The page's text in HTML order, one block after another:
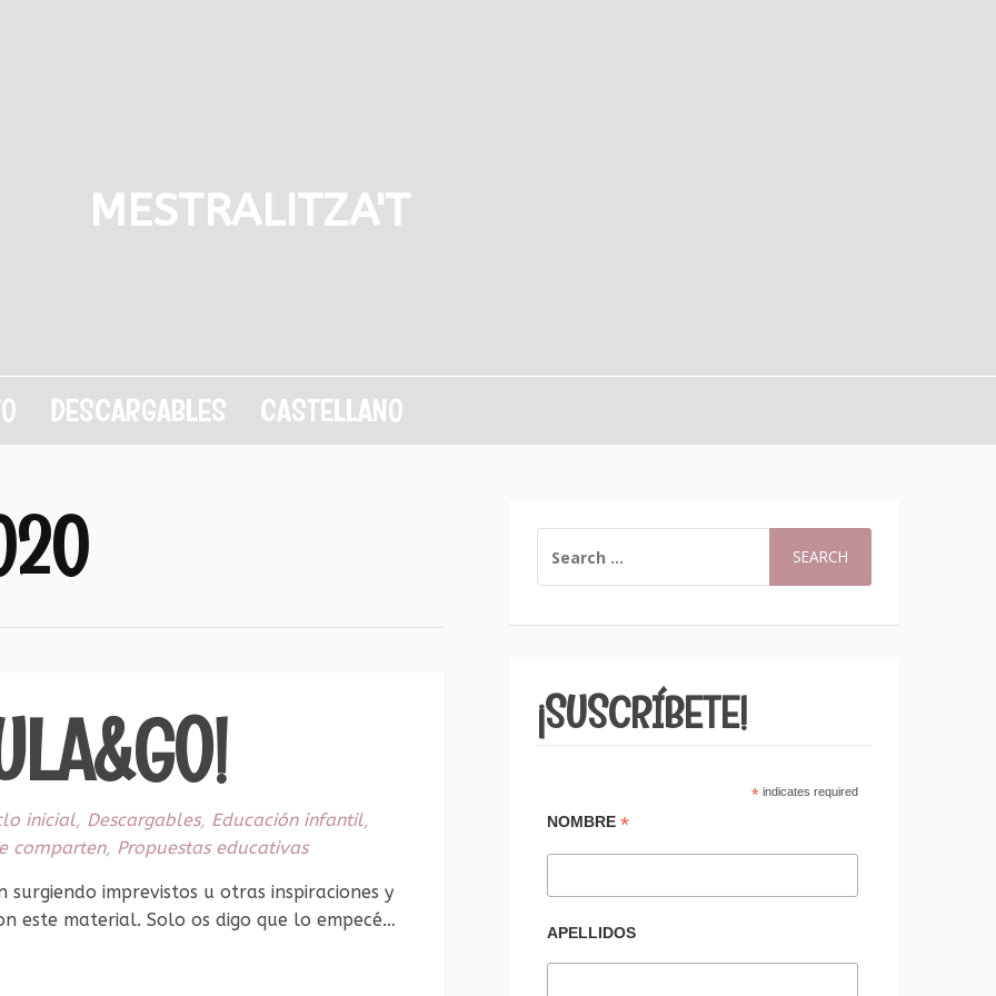
MESTRALITZA'T
DESCARGABLES CASTELLANO
inicial, Descargables, Educación infantil,
comparten, Propuestas educativas
surgiendo imprevistos u otras inspiraciones y
este material. Solo os digo que lo empecé…
FOR:
¡SUSCRÍBETE!
* indicates required
NOMBRE*
APELLIDOS